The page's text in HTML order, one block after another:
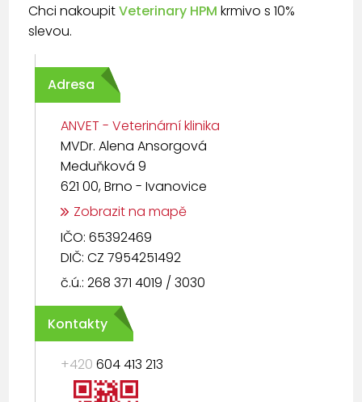
Chci nakoupitVeterinary HPM krmivo s 10%
slevou.
Adresa
ANVET - Veterinární klinika
MVDr. Alena Ansorgová
Meduňková 9
621 00, Brno - Ivanovice
Zobrazit na mapě
IČO: 65392469
DIČ: CZ 7954251492
č.ú.: 268 371 4019 / 3030
Kontakty
+420 604 413 213